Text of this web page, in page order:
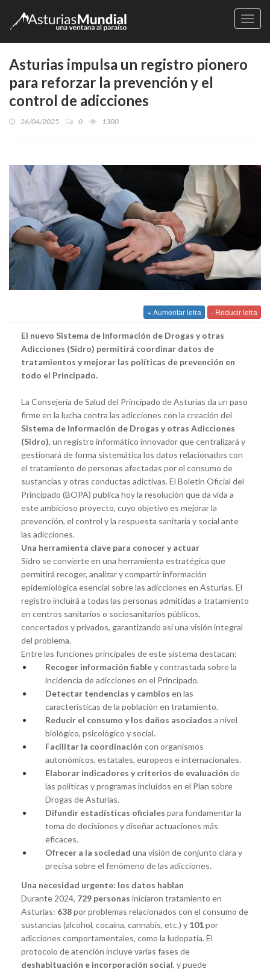
Asturias impulsa un registro pionero
para reforzar la prevención y el
control de adicciones
26/04/2025 0 1300
+ Aumentar letra - Reducir letra
El nuevo Sistema de Información de Drogas y otras
Adicciones (Sidro) permitirá coordinar datos de
tratamientos y mejorar las políticas de prevención en
todo el Principado.
La Consejería de Salud del Principado de Asturias da un paso
firme en la lucha contra las adicciones con la creación del
Sistema de Información de Drogas y otras Adicciones
(Sidro), un registro informático innovador que centralizará y
gestionará de forma sistemática los datos relacionados con
el tratamiento de personas afectadas por el consumo de
sustancias y otras conductas adictivas. El Boletín Oficial del
Principado (BOPA) publica hoy la resolución que da vida a
este ambicioso proyecto, cuyo objetivo es mejorar la
prevención, el control y la respuesta sanitaria y social ante
las adicciones.
Una herramienta clave para conocer y actuar
Sidro se convierte en una herramienta estratégica que
permitirá recoger, analizar y compartir información
epidemiológica esencial sobre las adicciones en Asturias. El
registro incluirá a todas las personas admitidas a tratamiento
en centros sanitarios o sociosanitarios públicos,
concertados y privados, garantizando así una visión integral
del problema.
Entre las funciones principales de este sistema destacan:
Recoger información fiabley contrastada sobre la
incidencia de adicciones en el Principado.
Detectar tendencias y cambios en las
características de la población en tratamiento.
Reducir el consumo y los daños asociados a nivel
biológico, psicológico y social.
Facilitar la coordinación con organismos
autonómicos, estatales, europeos e internacionales.
Elaborar indicadores y criterios de evaluación de
las políticas y programas incluidos en el Plan sobre
Drogas de Asturias.
Difundir estadísticas oficiales para fundamentar la
toma de decisiones y diseñar actuaciones más
eficaces.
Ofrecer a la sociedad una visión de conjunto clara y
precisa sobre el fenómeno de las adicciones.
Una necesidad urgente: los datos hablan
Durante 2024, 729 personas iniciaron tratamiento en
Asturias: 638por problemas relacionados con el consumo de
sustancias (alcohol, cocaína, cannabis, etc.) y 101por
adicciones comportamentales, como la ludopatía. El
protocolo de atención incluye varias fases de
deshabituación e incorporación social, y puede